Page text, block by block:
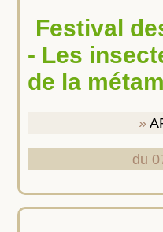
Festival des jardins 2026
- Les
de la
du